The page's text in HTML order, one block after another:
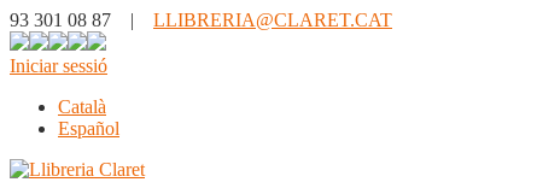
93 301 08 87 | LLIBRERIA@CLARET.CAT
Iniciar sessió
Català
Español